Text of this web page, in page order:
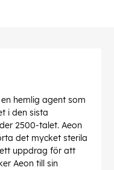
hemlig agent som
i den sista
2500-talet. Aeon
det mycket sterila
uppdrag för att
Aeon till sin